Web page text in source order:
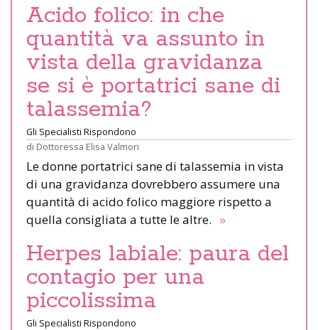
Acido folico: in che
quantità va assunto in
vista della gravidanza
se si è portatrici sane di
talassemia?
Gli Specialisti Rispondono
di Dottoressa Elisa Valmori
Le donne portatrici sane di talassemia in vista
di una gravidanza dovrebbero assumere una
quantità di acido folico maggiore rispetto a
quella consigliata a tutte le altre. »
Herpes labiale: paura del
contagio per una
piccolissima
Gli Specialisti Rispondono